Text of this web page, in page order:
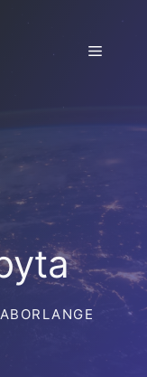
Meny